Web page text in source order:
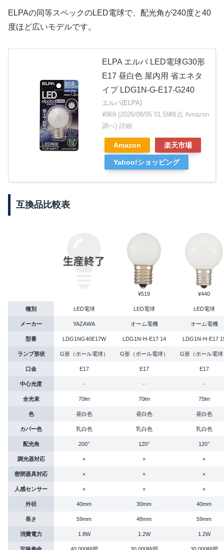
ELPAの同等スペックのLED電球で、配光角が240度と40
度ほど広いモデルです。
ELPA エルパ LED電球G30形
E17 昼白色 屋内用 省エネタ
イプ LDG1N-G-E17-G240
エルパ(ELPA)
¥969 (2026/08/05 01:59時点 Amazon
調べ) 詳細
Amazon 楽天市場
Yahoo!ショッピング
互換品比較表
¥519 ¥440
種別 LED電球 LED電球 LED電球
メーカー YAZAWA オーム電機 オーム電機
型番 LDG1NG40E17W LDG1N-H-E17 14 LDG1N-H-E17
ランプ形状 G形（ボール電球） G形（ボール電球） G形（ボール電球
口金 E17 E17 E17
中心光度 - - -
全光束 70lm 70lm 75lm
色 昼白色 昼白色 昼白色
カバー色 乳白色 乳白色 乳白色
配光角 200° 120° 120°
調光器対応 × × ×
密閉器具対応 × × ×
人感センサー × × ×
外径 40mm 30mm 40mm
長さ 59mm 48mm 59mm
消費電力 1.8W 1.2W 1.2W